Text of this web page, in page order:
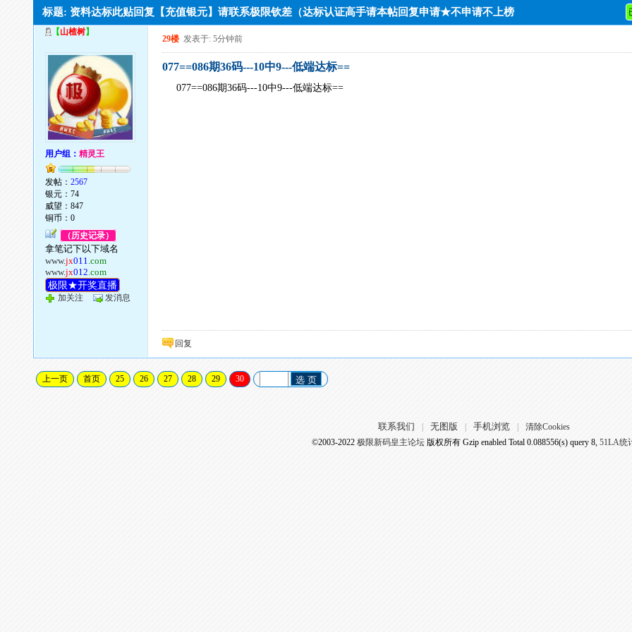
标题: 资料达标此贴回复【充值银元】请联系极限钦差（达标认证高手请本帖回复申请★不申请不上榜
【山楂树】
用户组：精灵王
发帖：2567
银元：74
威望：847
铜币：0
（历史记录）
拿笔记下以下域名
www.jx011.com
www.jx012.com
极限★开奖直播
加关注 发消息
29楼 发表于: 5分钟前
077==086期36码---10中9---低端达标==
077==086期36码---10中9---低端达标==
回复
上一页 首页 25 26 27 28 29 30 选 页
联系我们 无图版 手机浏览
清除Cookies
©2003-2022 极限新码皇主论坛版权所有 Gzip enabled Total 0.088556(s) query 8, 51LA统